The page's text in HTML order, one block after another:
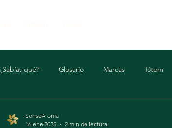
¿Sabías qué? Glosario Marcas Tótem
SenseAroma
16 ene 2025
2 min de lectura